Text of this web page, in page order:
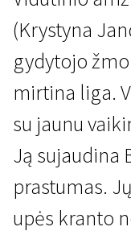
Kertant Europą
Ajerai
1 val. 25 min. | Drama |
(Krystyna
gydytojo
mirtina liga.
su jaunu
Ją sujaudina
prastumas.
upės kranto